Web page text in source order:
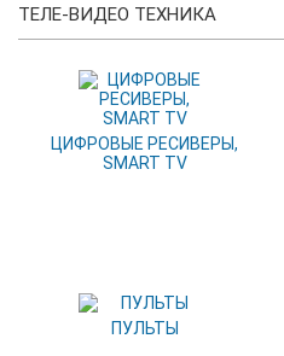
ТЕЛЕ-ВИДЕО ТЕХНИКА
ЦИФРОВЫЕ РЕСИВЕРЫ,
SMART TV
ПУЛЬТЫ